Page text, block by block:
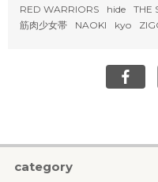
RED WARRIORS
hide THE
筋肉少女帯
NAOKI kyo
category